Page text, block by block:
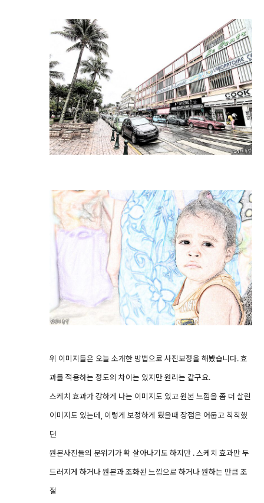
위 이미지들은 오늘 소개한 방법으로 사진보정을 해봤습니다. 효
과를 적용하는 정도의 차이는 있지만 원리는 같구요.
스케치 효과가 강하게 나는 이미지도 있고 원본 느낌을 좀 더 살린
이미지도 있는데, 이렇게 보정하게 됬을때 장점은 어둡고 칙칙했
던
원본사진들의 분위기가 확 살아나기도 하지만 . 스케치 효과만 두
드러지게 하거나 원본과 조화된 느낌으로 하거나 원하는 만큼 조
절